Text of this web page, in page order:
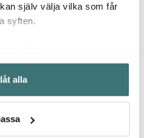
själv välja vilka som får
syften.
din geografiska plats som
på upp till flera meter
att aktivt skanna den för
personliga uppgifter
alla
599 kr
I lager
av våra kunder